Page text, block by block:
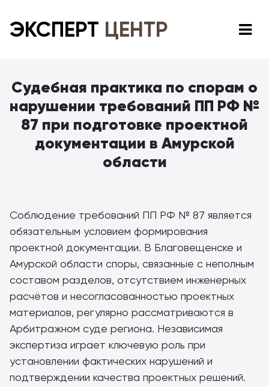
ЭКСПЕРТ ЦЕНТР
Судебная практика по спорам о
нарушении требований ПП РФ №
87 при подготовке проектной
документации в Амурской
области
Соблюдение требований ПП РФ № 87 является
обязательным условием формирования
проектной документации. В Благовещенске и
Амурской области споры, связанные с неполным
составом разделов, отсутствием инженерных
расчётов и несогласованностью проектных
материалов, регулярно рассматриваются в
Арбитражном суде региона. Независимая
экспертиза играет ключевую роль при
установлении фактических нарушений и
подтверждении качества проектных решений.